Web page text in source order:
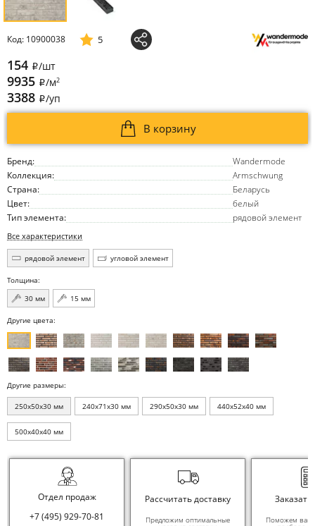
Бренд:
Wandermode
Коллекция:
Armschwung
Страна:
Беларусь
Цвет:
белый
Тип элемента:
рядовой элемент
Все характеристики
рядовой элемент угловой элемент
Толщина:
30 мм
15 мм
Код: 10900038 5
154 i/шт
9935 i/м2
3388 i/уп
В корзину
Другие цвета:
Другие размеры:
250x50x30 мм 240x71x30 мм 290x50x30 мм 440x52x40 мм
500x40x40 мм
Отдел продаж
+7 (495) 929-70-81
Рассчитать доставку
Предложим оптимальные
Заказать
Поможем вам